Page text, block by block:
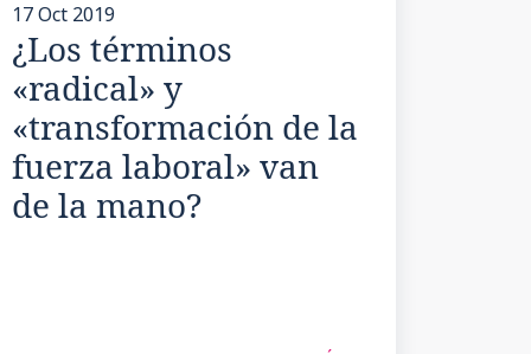
17 Oct 2019
¿Los términos
«radical» y
«transformación de la
fuerza laboral» van
de la mano?